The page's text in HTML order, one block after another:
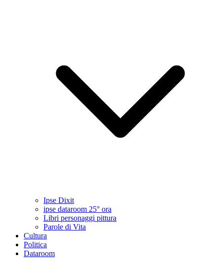
Ipse Dixit
ipse dataroom 25° ora
Libri personaggi pittura
Parole di Vita
Cultura
Politica
Dataroom